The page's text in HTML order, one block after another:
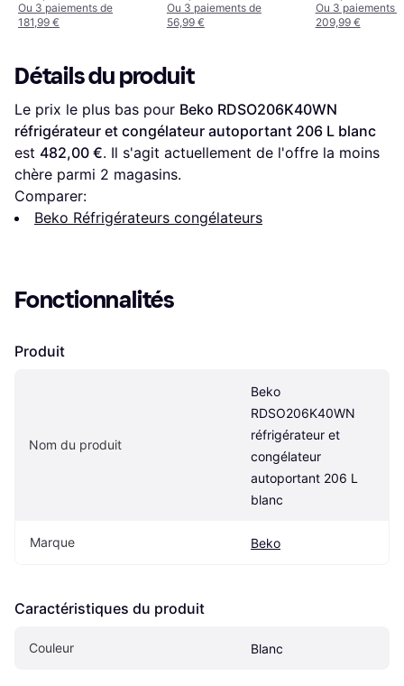
Ou 3 paiements de
181,99 €
Ou 3 paiements de
56,99 €
Ou 3 paiements
209,99 €
Détails du produit
Le prix le plus bas pour Beko RDSO206K40WN
réfrigérateur et congélateur autoportant 206 L blanc
est 482,00 €. Il s'agit actuellement de l'offre la moins
chère parmi 2 magasins.
Comparer:
Beko Réfrigérateurs congélateurs
Fonctionnalités
Produit
Nom du produit
Beko
RDSO206K40WN
réfrigérateur et
congélateur
autoportant 206 L
blanc
Marque Beko
Caractéristiques du produit
Couleur Blanc